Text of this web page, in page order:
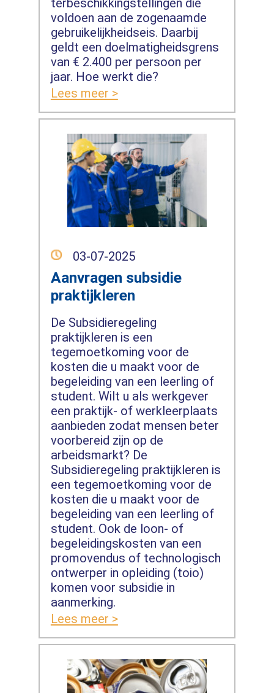
terbeschikkingstellingen die
voldoen aan de zogenaamde
gebruikelijkheidseis. Daarbij
geldt een doelmatigheidsgrens
van € 2.400 per persoon per
jaar. Hoe werkt die?
Lees meer >
03-07-2025
Aanvragen subsidie
praktijkleren
De Subsidieregeling
praktijkleren is een
tegemoetkoming voor de
kosten die u maakt voor de
begeleiding van een leerling of
student. Wilt u als werkgever
een praktijk- of werkleerplaats
aanbieden zodat mensen beter
voorbereid zijn op de
arbeidsmarkt? De
Subsidieregeling praktijkleren is
een tegemoetkoming voor de
kosten die u maakt voor de
begeleiding van een leerling of
student. Ook de loon- of
begeleidingskosten van een
promovendus of technologisch
ontwerper in opleiding (toio)
komen voor subsidie in
aanmerking.
Lees meer >